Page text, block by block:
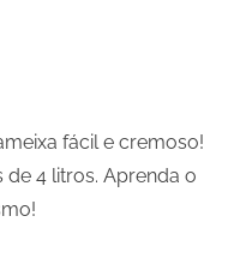
fácil e cremoso!
de 4 litros. Aprenda o